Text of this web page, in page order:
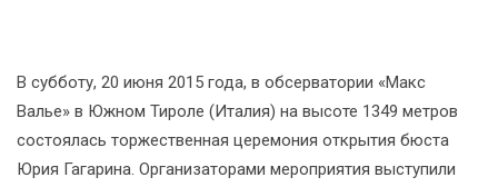
В субботу, 20 июня 2015 года, в обсерватории «Макс
Валье» в Южном Тироле (Италия) на высоте 1349 метров
состоялась торжественная церемония открытия бюста
Юрия Гагарина. Организаторами мероприятия выступили